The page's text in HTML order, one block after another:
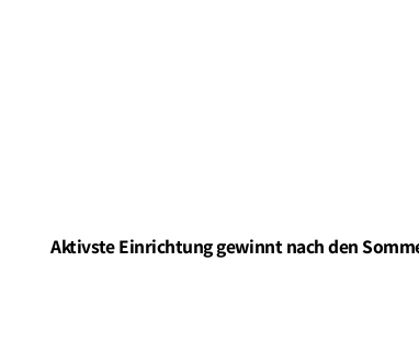
Aktivste Einrichtung gewinnt nach den